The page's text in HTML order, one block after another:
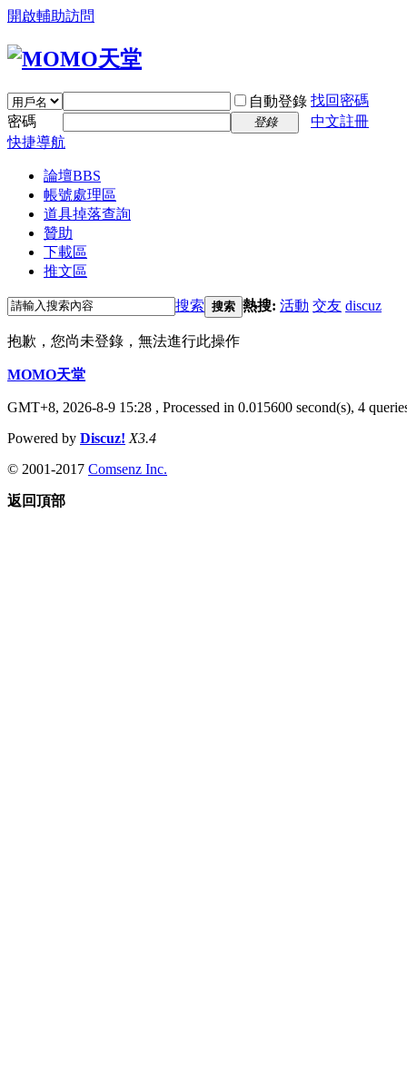
開啟輔助訪問
自動登錄 找回密碼
密碼
登錄
中文註冊
快捷導航
論壇BBS
帳號處理區
道具掉落查詢
贊助
下載區
推文區
搜索 搜索 熱搜: 活動 交友 discuz
抱歉，您尚未登錄，無法進行此操作
MOMO天堂
GMT+8, 2026-8-9 15:28 , Processed in 0.015600 second(s), 4
Powered by Discuz! X3.4
© 2001-2017 Comsenz Inc.
返回頂部